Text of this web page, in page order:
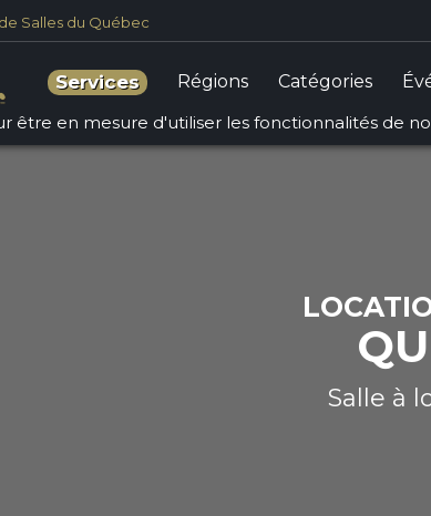
be an array or an object that implements
Salles du Québec
Services Régions Catégories
être en mesure d'utiliser les fonctionnalités de
Salle à